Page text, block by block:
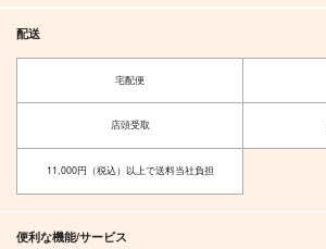
配送
宅配便
店頭受取
11,000円（税込）以上で送料当社負担
便利な機能/サービス